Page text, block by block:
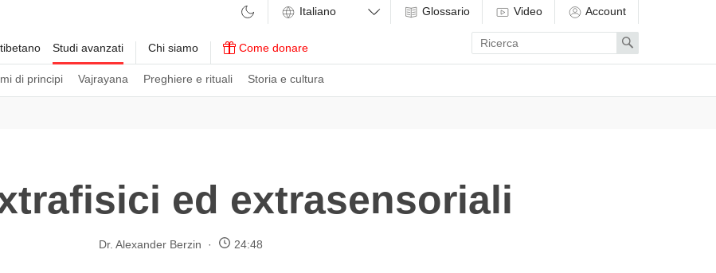
Studi avanzati
di principi Vajrayana Preghiere e rituali Storia e cultura
Chi siamo Come donare
Glossario Video Account
Enter
search
term
Search
ed extrasensoriali
Dr. Alexander Berzin 24:48